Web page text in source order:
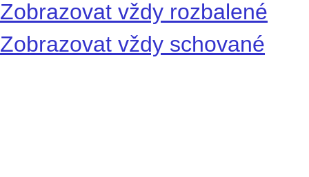
Zobrazovat vždy rozbalené
Zobrazovat vždy schované